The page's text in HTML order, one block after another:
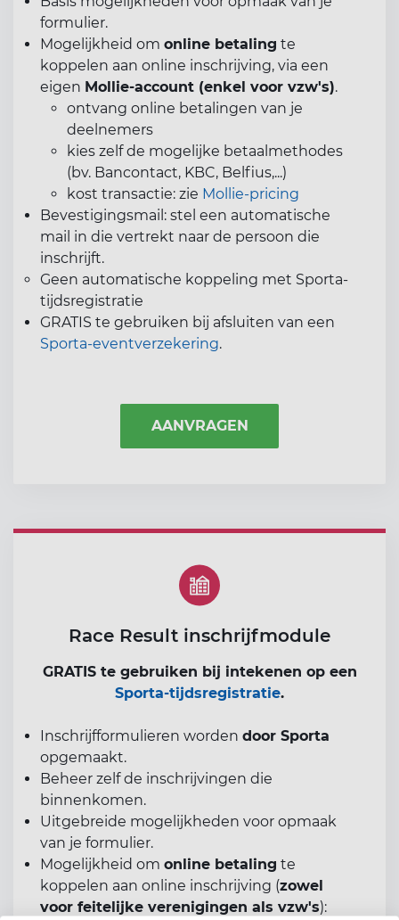
formulier.
Mogelijkheid om online betaling te
koppelen aan online inschrijving, via een
eigen Mollie-account (enkel voor vzw's).
ontvang online betalingen van je
deelnemers
kies zelf de mogelijke betaalmethodes
(bv. Bancontact, KBC, Belfius,...)
kost transactie: zie Mollie-pricing
Bevestigingsmail: stel een automatische
mail in die vertrekt naar de persoon die
inschrijft.
Geen automatische koppeling met Sporta-
tijdsregistratie
GRATIS te gebruiken bij afsluiten van een
Sporta-eventverzekering.
AANVRAGEN
Race Result inschrijfmodule
GRATIS te gebruiken bij intekenen op een
Sporta-tijdsregistratie.
Inschrijfformulieren worden door Sporta
opgemaakt.
Beheer zelf de inschrijvingen die
binnenkomen.
Uitgebreide mogelijkheden voor opmaak
van je formulier.
Mogelijkheid om online betaling te
koppelen aan online inschrijving (zowel
voor feitelijke verenigingen als vzw's):